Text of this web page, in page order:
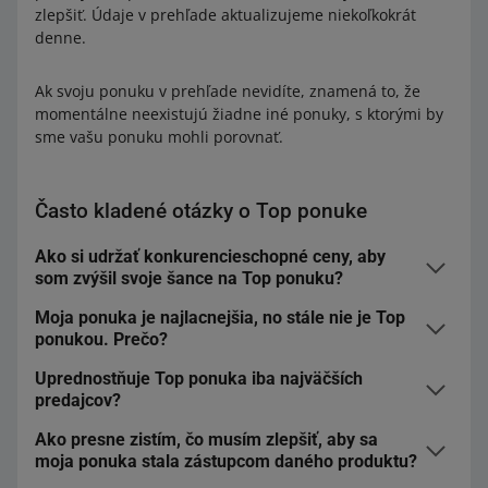
zlepšiť. Údaje v prehľade aktualizujeme niekoľkokrát
denne.
Ak svoju ponuku v prehľade nevidíte, znamená to, že
momentálne neexistujú žiadne iné ponuky, s ktorými by
sme vašu ponuku mohli porovnať.
Často kladené otázky o Top ponuke
Ako si udržať konkurencieschopné ceny, aby
som zvýšil svoje šance na Top ponuku?
Môžete použiť nástrojAutomatické určovanie cienna
nastavenie cenových pravidiel. Umožní vám to
automaticky spravovať cenu ponuky na všetkých
trhoviskách.
Cenové pravidlo Top ponuka
vám pomôže
upraviť vašu cenu podľa ceny Top ponuky daného
produktu. Pravidlo môžete pridať do svojich ponúk, ak
máte firemný účet.Zvýšite tak šancuvašej ponuky stať
Moja ponuka je najlacnejšia, no stále nie je Top
ponukou. Prečo?
Cena nie je jediným faktorom. Náš algoritmus
zohľadňuje množstvo faktorov, ako napríklad: kvalitu
predaja, čas doručenia, kvalitu ponuky (obrázky a
parametre) alebo propagáciu. To, či sa vaša ponuka
stane zástupcom produktu, závisí od nájdenia
Uprednostňuje Top ponuka iba najväčších
predajcov?
Náš algoritmus vyhodnocuje atraktivitu konkrétnej
ponuky pre kupujúceho v danom okamihu, nie obrat
Ako presne zistím, čo musím zlepšiť, aby sa
moja ponuka stala zástupcom daného produktu?